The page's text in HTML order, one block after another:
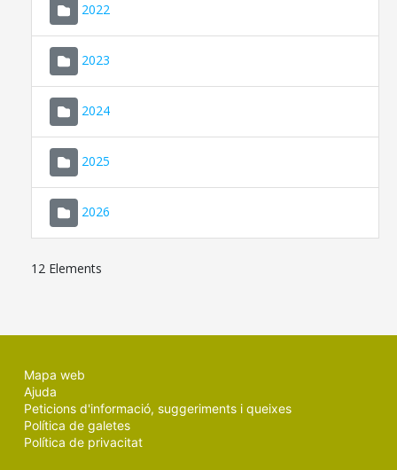
2022
2023
2024
2025
2026
12 Elements
Mapa web
Ajuda
Peticions d'informació, suggeriments i queixes
Política de galetes
Política de privacitat